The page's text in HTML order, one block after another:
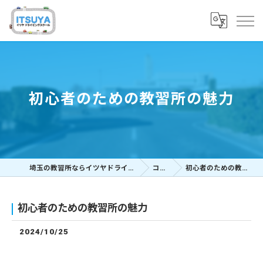
初心者のための教習所の魅力
埼玉の教習所ならイツヤドライビングスクール コラム 初心者のための教習所の魅力
初心者のための教習所の魅力
2024/10/25